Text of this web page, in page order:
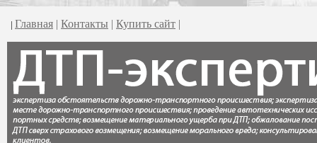
| Главная | Контакты | Купить сайт |